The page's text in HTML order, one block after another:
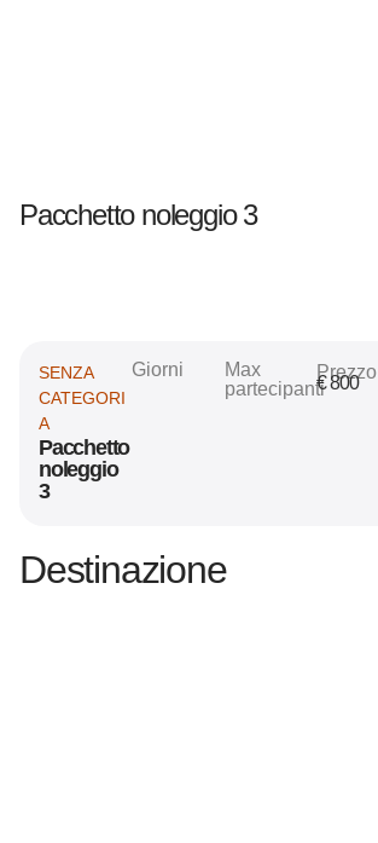
Pacchetto noleggio 3
SENZA
CATEGORI
A
Pacchetto
noleggio
3
Giorni
Max
partecipanti
Prezzo
€800
Destinazione